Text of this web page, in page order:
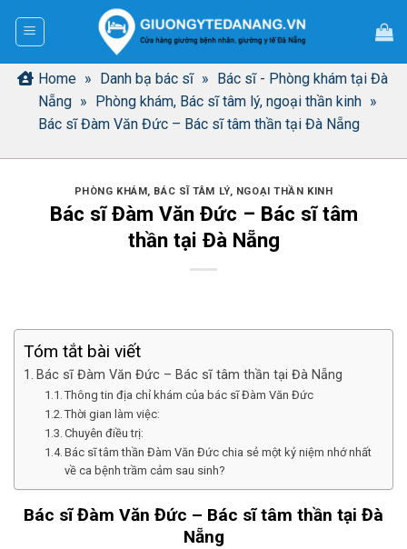
dung Home » Danh bạ bác sĩ » Bác sĩ - Phòng khám tại Đà
Nẵng » Phòng khám, Bác sĩ tâm lý, ngoại thần kinh »
Bác sĩ Đàm Văn Đức – Bác sĩ tâm thần tại Đà Nẵng
PHÒNG KHÁM, BÁC SĨ TÂM LÝ, NGOẠI THẦN KINH
Bác sĩ Đàm Văn Đức – Bác sĩ tâm
thần tại Đà Nẵng
Tóm tắt bài viết
Bác sĩ Đàm Văn Đức – Bác sĩ tâm thần tại Đà Nẵng
Thông tin địa chỉ khám của bác sĩ Đàm Văn Đức
Thời gian làm việc:
Chuyên điều trị:
Bác sĩ tâm thần Đàm Văn Đức chia sẻ một kỷ niệm nhớ nhất
về ca bệnh trầm cảm sau sinh?
Bác sĩ Đàm Văn Đức – Bác sĩ tâm thần tại Đà
Nẵng